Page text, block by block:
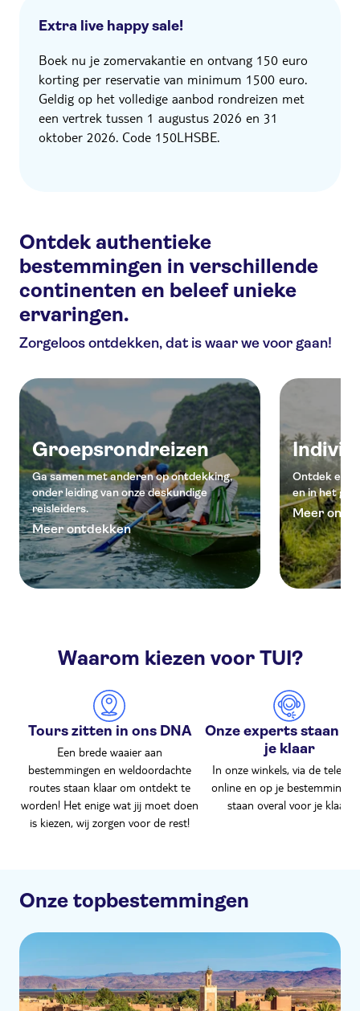
Extra live happy sale!
Boek nu je zomervakantie en ontvang 150 euro
korting per reservatie van minimum 1500 euro.
Geldig op het volledige aanbod rondreizen met
een vertrek tussen 1 augustus 2026 en 31
oktober 2026. Code 150LHSBE.
Ontdek authentieke
bestemmingen in verschillende
continenten en beleef unieke
ervaringen.
Zorgeloos ontdekken, dat is waar we voor gaan!
Groepsrondreizen
Ga samen met anderen op ontdekking,
onder leiding van onze deskundige
reisleiders.
Meer ontdekken
Ontdek een
en in het
Meer
Waarom kiezen voor TUI?
Tours zitten in ons DNA
Een brede waaier aan
bestemmingen en weldoordachte
routes staan klaar om ontdekt te
worden! Het enige wat jij moet doen
is kiezen, wij zorgen voor de rest!
Onze experts staan
je klaar
In onze winkels, via de
online en op je bestemming.
staan overal voor je klaar!
Onze topbestemmingen